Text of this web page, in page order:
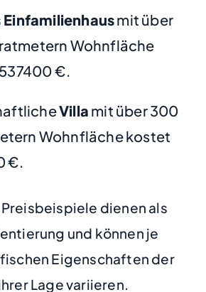
mit über
Wohnfläche
€.
Villa mit über 300
Wohnfläche kostet
€.
dienen als
und können je
Eigenschaften der
Lage variieren.